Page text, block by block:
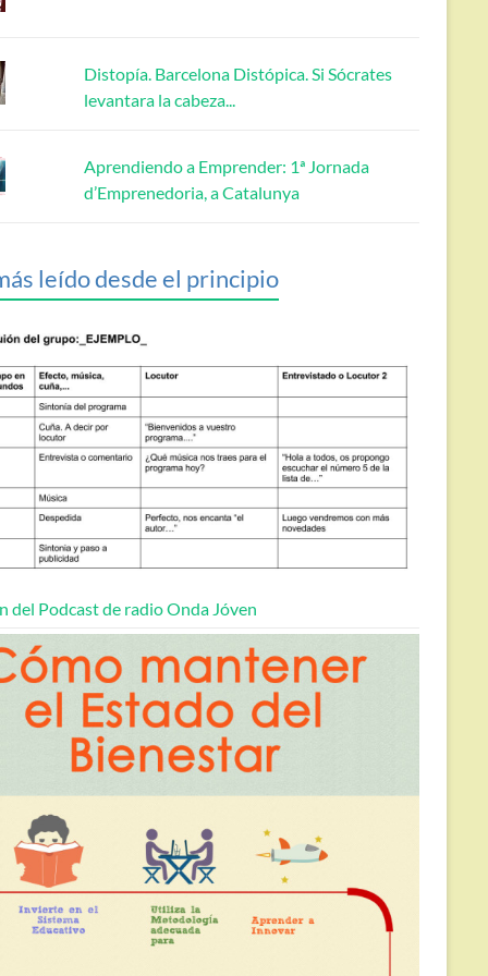
Distopía. Barcelona Distópica. Si Sócrates
levantara la cabeza...
Aprendiendo a Emprender: 1ª Jornada
d’Emprenedoria, a Catalunya
leído desde el principio
del Podcast de radio Onda Jóven